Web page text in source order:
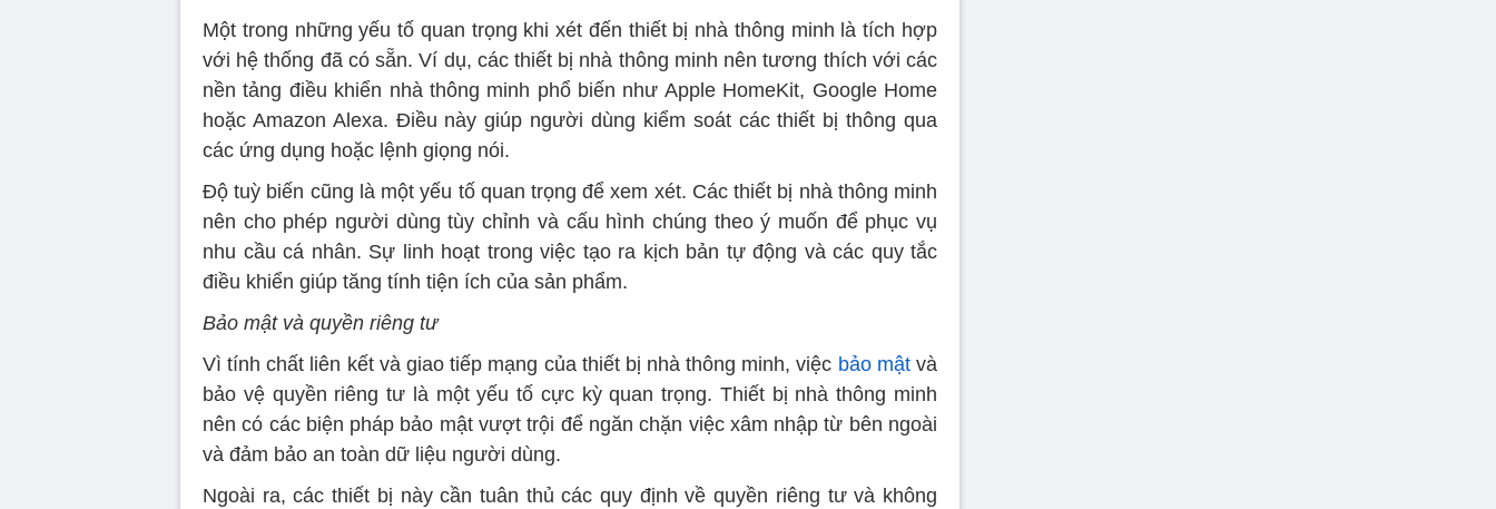
Một trong những yếu tố quan trọng khi xét đến thiết bị nhà thông minh là tích hợp
với hệ thống đã có sẵn. Ví dụ, các thiết bị nhà thông minh nên tương thích với các
nền tảng điều khiển nhà thông minh phổ biến như Apple HomeKit, Google Home
hoặc Amazon Alexa. Điều này giúp người dùng kiểm soát các thiết bị thông qua
các ứng dụng hoặc lệnh giọng nói.
Độ tuỳ biến cũng là một yếu tố quan trọng để xem xét. Các thiết bị nhà thông minh
nên cho phép người dùng tùy chỉnh và cấu hình chúng theo ý muốn để phục vụ
nhu cầu cá nhân. Sự linh hoạt trong việc tạo ra kịch bản tự động và các quy tắc
điều khiển giúp tăng tính tiện ích của sản phẩm.
Bảo mật và quyền riêng tư
Vì tính chất liên kết và giao tiếp mạng của thiết bị nhà thông minh, việc bảo mậtvà
bảo vệ quyền riêng tư là một yếu tố cực kỳ quan trọng. Thiết bị nhà thông minh
nên có các biện pháp bảo mật vượt trội để ngăn chặn việc xâm nhập từ bên ngoài
và đảm bảo an toàn dữ liệu người dùng.
Ngoài ra, các thiết bị này cần tuân thủ các quy định về quyền riêng tư và không